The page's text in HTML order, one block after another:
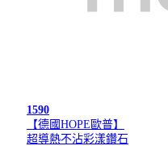
1590
【德國HOPE歐普】
超導熱不沾彩漾鑽石